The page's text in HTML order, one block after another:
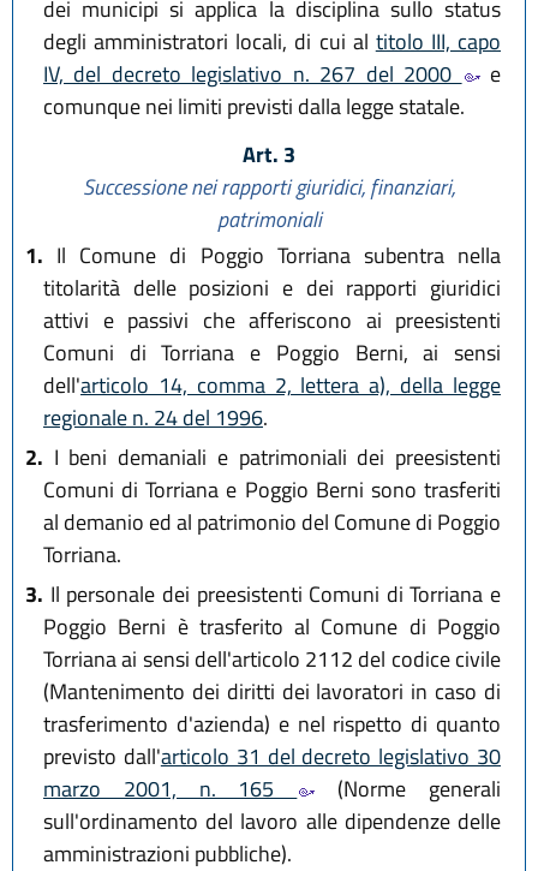
dei municipi si applica la disciplina sullo status
degli amministratori locali, di cui al titolo III, capo
IV, del decreto legislativo n. 267 del 2000
e
comunque nei limiti previsti dalla legge statale.
Art. 3
Successione nei rapporti giuridici, finanziari,
patrimoniali
1. Il Comune di Poggio Torriana subentra nella
titolarità delle posizioni e dei rapporti giuridici
attivi e passivi che afferiscono ai preesistenti
Comuni di Torriana e Poggio Berni, ai sensi
dell'articolo 14, comma 2, lettera a), della legge
regionale n. 24 del 1996.
2. I beni demaniali e patrimoniali dei preesistenti
Comuni di Torriana e Poggio Berni sono trasferiti
al demanio ed al patrimonio del Comune di Poggio
Torriana.
3. Il personale dei preesistenti Comuni di Torriana e
Poggio Berni è trasferito al Comune di Poggio
Torriana ai sensi dell'articolo 2112 del codice civile
(Mantenimento dei diritti dei lavoratori in caso di
trasferimento d'azienda) e nel rispetto di quanto
previsto dall'articolo 31 del decreto legislativo 30
marzo 2001, n. 165
(Norme generali
sull'ordinamento del lavoro alle dipendenze delle
amministrazioni pubbliche).